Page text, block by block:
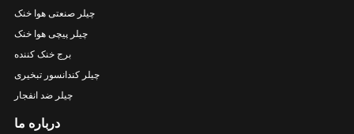
چیلر صنعتی هوا خنک
چیلر پیچی هوا خنک
برج خنک کننده
چیلر کندانسور تبخیری
چیلر ضد انفجار
درباره ما